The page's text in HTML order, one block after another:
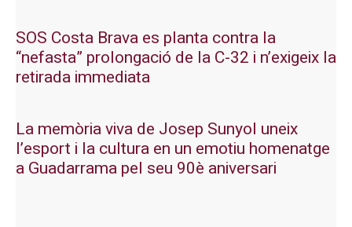
SOS Costa Brava es planta contra la
“nefasta” prolongació de la C-32 i n’exigeix la
retirada immediata
La memòria viva de Josep Sunyol uneix
l’esport i la cultura en un emotiu homenatge
a Guadarrama pel seu 90è aniversari